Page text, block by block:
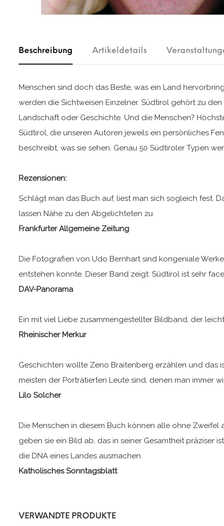
Beschreibung Artikeldetails
Menschen sind doch das Beste, was ein Land
werden die Sichtweisen Einzelner. Südtirol gehört zu
Landschaft oder Geschichte. Und die Menschen?
Südtirol, die unseren Autoren jeweils ein persönliches
beschreibt, was sie sehen. Genau 50 Südtiroler Typen
Rezensionen:
Schlägt man das Buch auf, liest man sich sogleich fest.
lassen Nähe zu den Abgelichteten zu.
Frankfurter Allgemeine Zeitung
Die Fotografien von Udo Bernhart sind kongeniale
entstehen konnte. Dieser Band zeigt: Südtirol ist sehr
DAV-Panorama
Ein mit viel Liebe zusammengestellter Bildband, der
Rheinischer Merkur
Geschichten wollte Zeno Braitenberg erzählen und das
meisten der Porträtierten Leute sind, denen man immer
Lilo Solcher
Die Menschen in diesem Buch können alle ohne Zweifel
geben sie ein Bild ab, das in seiner Gesamtheit präziser
die DNA eines Landes ausmachen.
Katholisches Sonntagsblatt
VERWANDTE PRODUKTE